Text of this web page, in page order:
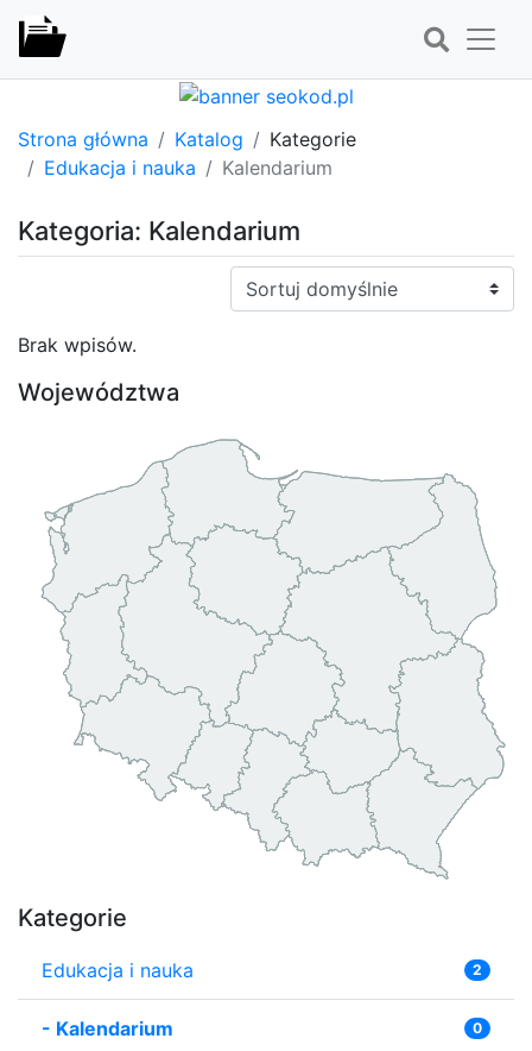
Strona główna Katalog
Kategorie
Edukacja i nauka
Kalendarium
Kategoria: Kalendarium
Sortuj:
Brak wpisów.
Województwa
Kategorie
Edukacja i nauka 2
- Kalendarium 0